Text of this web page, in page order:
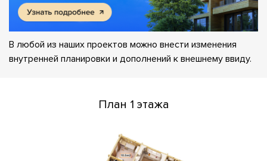
В любой из наших проектов можно внести изменения
внутренней планировки и дополнений к внешнему ввиду.
План 1 этажа